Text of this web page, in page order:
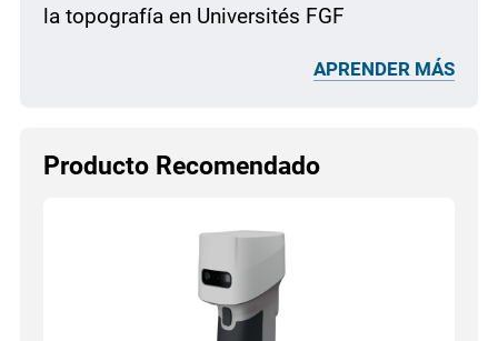
la topografía en Universités FGF
APRENDER MÁS
Producto Recomendado